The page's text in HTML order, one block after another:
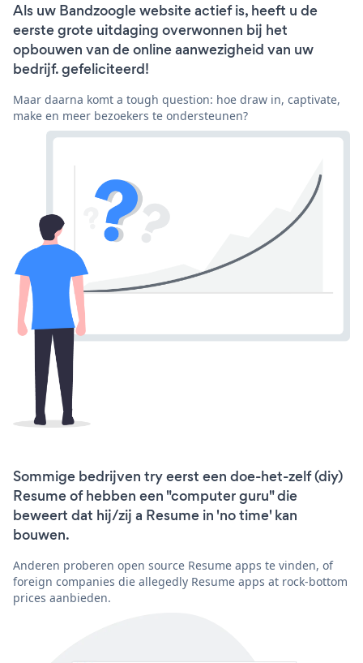
Als uw Bandzoogle website actief is, heeft u de
eerste grote uitdaging overwonnen bij het
opbouwen van de online aanwezigheid van uw
bedrijf. gefeliciteerd!
Maar daarna komt a tough question: hoe draw in, captivate,
make en meer bezoekers te ondersteunen?
Sommige bedrijven try eerst een doe-het-zelf (diy)
Resume of hebben een "computer guru" die
beweert dat hij/zij a Resume in 'no time' kan
bouwen.
Anderen proberen open source Resume apps te vinden, of
foreign companies die allegedly Resume apps at rock-bottom
prices aanbieden.